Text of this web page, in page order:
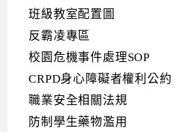
班級教室配置圖
反霸凌專區
校園危機事件處理SOP
CRPD身心障礙者權利公約
職業安全相關法規
防制學生藥物濫用